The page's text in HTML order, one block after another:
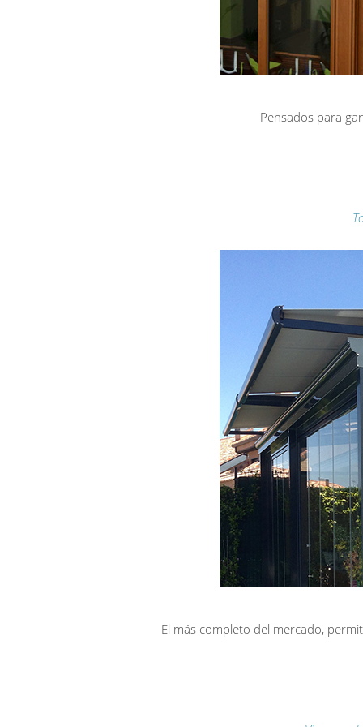
Pensados para
El más completo del mercado,